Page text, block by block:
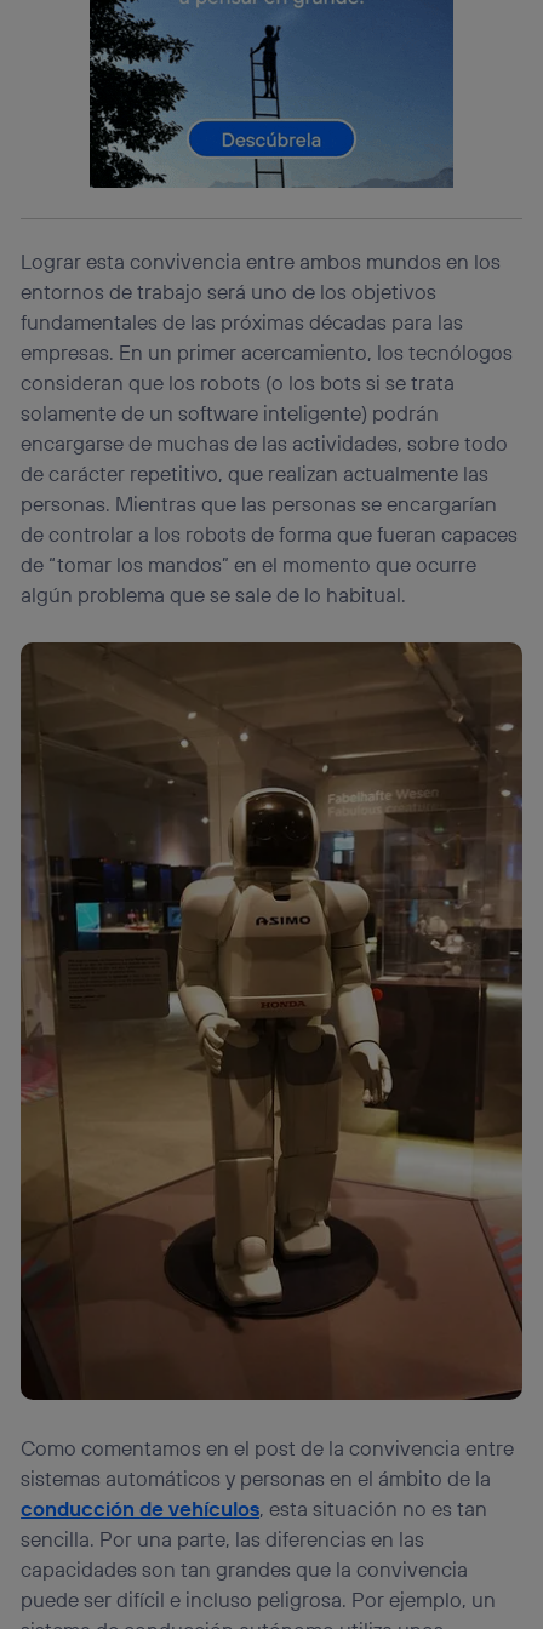
Lograr esta convivencia entre ambos mundos en los
entornos de trabajo será uno de los objetivos
fundamentales de las próximas décadas para las
empresas. En un primer acercamiento, los tecnólogos
consideran que los robots (o los bots si se trata
solamente de un software inteligente) podrán
encargarse de muchas de las actividades, sobre todo
de carácter repetitivo, que realizan actualmente las
personas. Mientras que las personas se encargarían
de controlar a los robots de forma que fueran capaces
de “tomar los mandos” en el momento que ocurre
algún problema que se sale de lo habitual.
Como comentamos en el post de la convivencia entre
sistemas automáticos y personas en el ámbito de la
conducción de vehículos, esta situación no es tan
sencilla. Por una parte, las diferencias en las
capacidades son tan grandes que la convivencia
puede ser difícil e incluso peligrosa. Por ejemplo, un
personalizado, ya que se basará únicamente en la
navegación del usuario del móvil.
Puedes gestionar los consentimientos Utiq seleccionando
“Administrar Utiq” en la parte inferior de esta página web o
visitando el portal de privacidad de Utiq
(“consenthub”)
. Para más información, consulta
política de privacidad de Utiq